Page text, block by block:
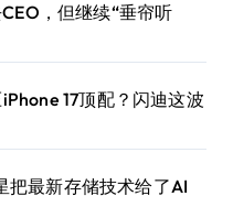
，但继续“垂帘听
17顶配？闪迪这波
把最新存储技术给了AI